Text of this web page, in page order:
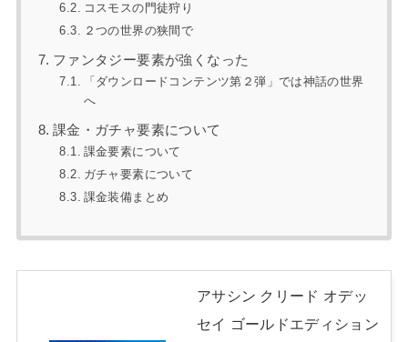
コスモスの門徒狩り
２つの世界の狭間で
ファンタジー要素が強くなった
「ダウンロードコンテンツ第２弾」では神話の世界
へ
課金・ガチャ要素について
課金要素について
ガチャ要素について
課金装備まとめ
アサシン クリード オデッ
セイ ゴールドエディション